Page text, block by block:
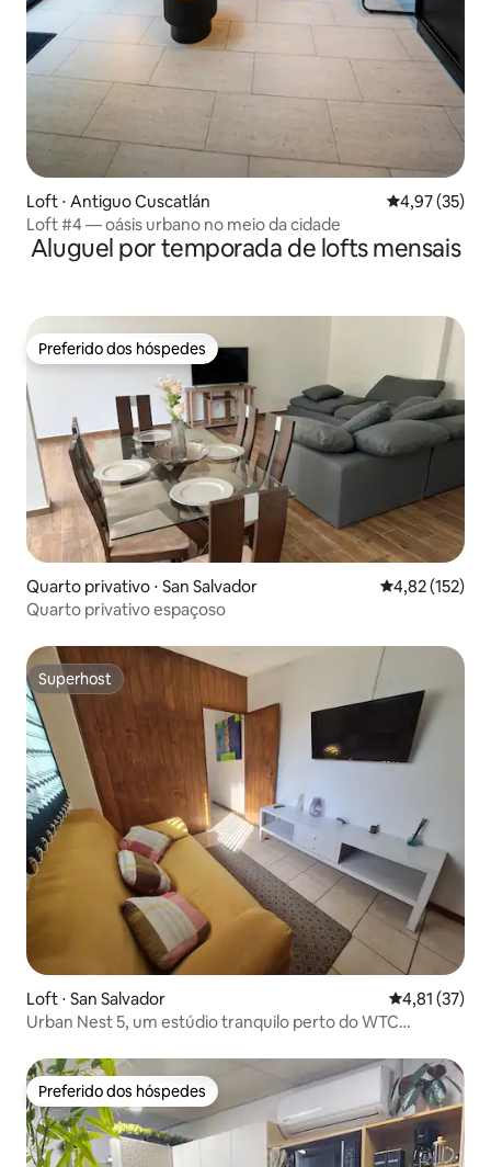
Loft ⋅ Antiguo Cuscatlán 4,97 de uma
4,97 (35)
Loft #4 — oásis urbano no meio da cidade
Aluguel por temporada de lofts mensais
Preferido dos hóspedes
Preferido dos hóspedes
Quarto privativo ⋅ San Salvador 4,82 de uma
4,82 (152)
Quarto privativo espaçoso
Superhost
Superhost
Loft ⋅ San Salvador 4,81 de uma
4,81 (37)
Urban Nest 5, um estúdio tranquilo perto do WTC
Preferido dos hóspedes
Preferido dos hóspedes